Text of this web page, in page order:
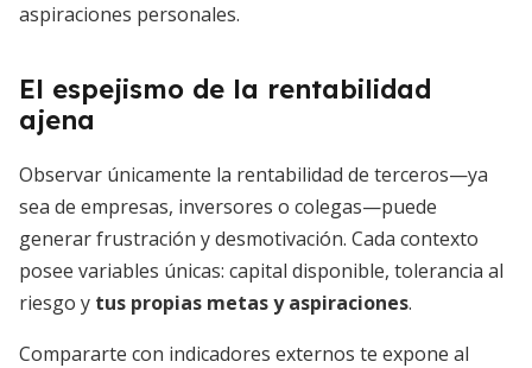
aspiraciones personales.
El espejismo de la rentabilidad
ajena
Observar únicamente la rentabilidad de terceros—ya
sea de empresas, inversores o colegas—puede
generar frustración y desmotivación. Cada contexto
posee variables únicas: capital disponible, tolerancia al
riesgo y tus propias metas y aspiraciones.
Compararte con indicadores externos te expone al